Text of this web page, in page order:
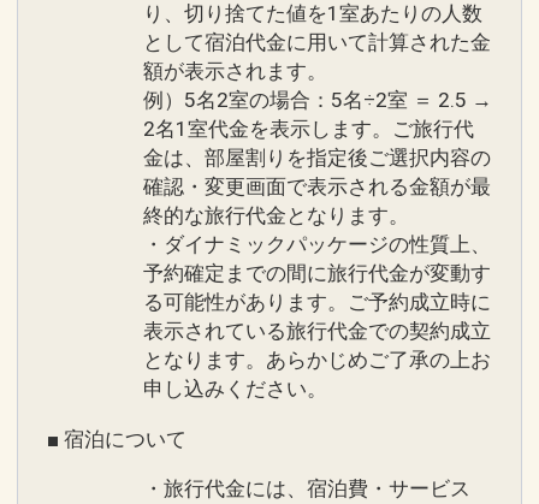
ちたくつろぎ時間を。
【お子様のご宿泊について】
ベッド１台につき、未就学のお子様１名
様まで添寝いただけます。
設定期間：2025年3月27日～2026年9月
インターネットコース番号：DP-2-
200000038947
り、切り捨てた値を1室あたりの人数
として宿泊代金に用いて計算された金
額が表示されます。
例）5名2室の場合：5名÷2室 ＝ 2.5 →
2名1室代金を表示します。ご旅行代
金は、部屋割りを指定後ご選択内容の
確認・変更画面で表示される金額が最
終的な旅行代金となります。
・ダイナミックパッケージの性質上、
予約確定までの間に旅行代金が変動す
る可能性があります。ご予約成立時に
表示されている旅行代金での契約成立
となります。あらかじめご了承の上お
申し込みください。
■ 宿泊について
・旅行代金には、宿泊費・サービス